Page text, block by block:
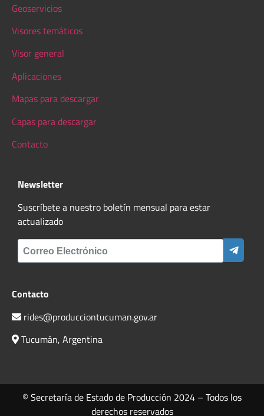
Geoservicios
Visores temáticos
Visor general
Aplicaciones
Mapas para descargar
Capas para descargar
Contacto
Newsletter
Suscríbete a nuestro boletín mensual para estar
actualizado
Contacto
rides@producciontucuman.gov.ar
Tucumán, Argentina
© Secretaría de Estado de Producción 2024 – Todos los
derechos reservados